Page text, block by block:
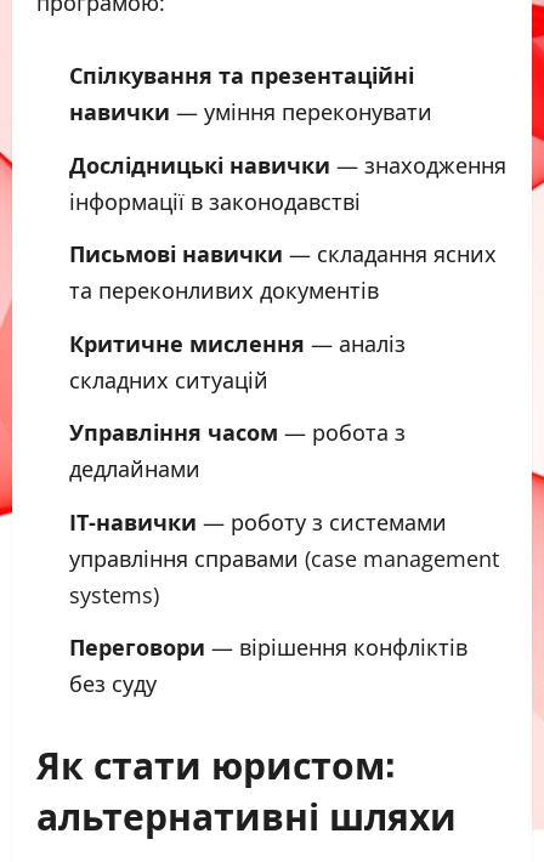
Спілкування та презентаційні
навички — уміння переконувати
Дослідницькі навички — знаходження
інформації в законодавстві
Письмові навички — складання ясних
та переконливих документів
Критичне мислення — аналіз
складних ситуацій
Управління часом — робота з
дедлайнами
IT-навички — роботу з системами
управління справами (case management
systems)
Переговори — вірішення конфліктів
без суду
Як стати юристом:
альтернативні шляхи